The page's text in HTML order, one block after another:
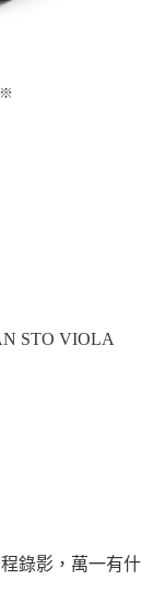
※
STO VIOLA
錄影，萬一有什